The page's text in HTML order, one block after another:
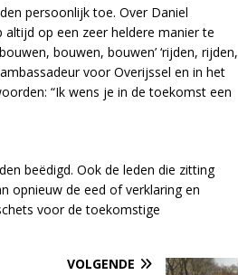
persoonlijk toe. Over Daniel
op een zeer heldere manier te
bouwen, bouwen’ ‘rijden, rijden,
ambassadeur voor Overijssel en in het
“Ik wens je in de toekomst een
beëdigd. Ook de leden die zitting
opnieuw de eed of verklaring en
voor de toekomstige
VOLGENDE